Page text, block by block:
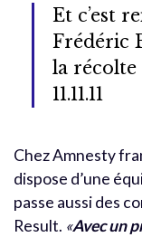
Et c’est
Frédéric
la récolte
11.11.11
Chez Amnesty
dispose d’une
passe aussi des
Result. «Avec un